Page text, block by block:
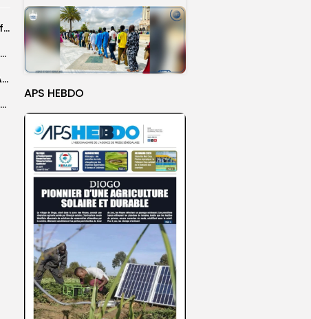
APS HEBDO
‎Mondial minifootball 2027 : cinq sélections africaines déjà qualifiées, trois billets encore...
Grand Magal : l’appel à la paix et à la préservation de...
TOUBA | CÉRÉMONIE OFFICIELLE DU GRAND MAGAL DE TOUBA 2026
Cesti : Mouminy Camara place son mandat sous le sceau de l’excellence,...